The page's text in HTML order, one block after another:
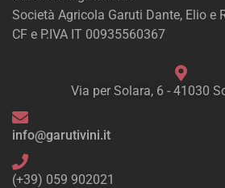
Società Agricola Garuti Dante, Elio e
CF e P.IVA IT 00935560367
Via per Solara, 6 - 41030
info@garutivini.it
(+39) 059 902021